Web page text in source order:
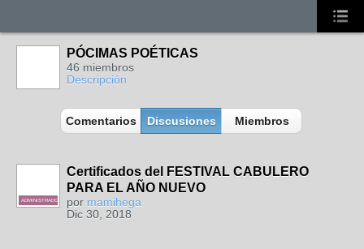
PÓCIMAS POÉTICAS
46 miembros
Descripción
Comentarios Discusiones Miembros
ADMINISTRADORA
Certificados del FESTIVAL CABULERO
PARA EL AÑO NUEVO
por mamihega
Dic 30, 2018